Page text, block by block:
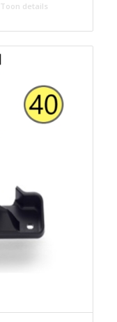
Toon details